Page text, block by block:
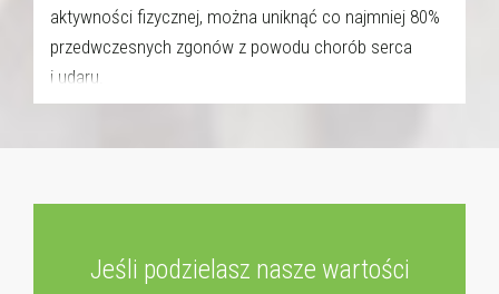
aktywności fizycznej, można uniknąć co najmniej 80%
przedwczesnych zgonów z powodu chorób serca
i udaru.
Jeśli podzielasz nasze wartości